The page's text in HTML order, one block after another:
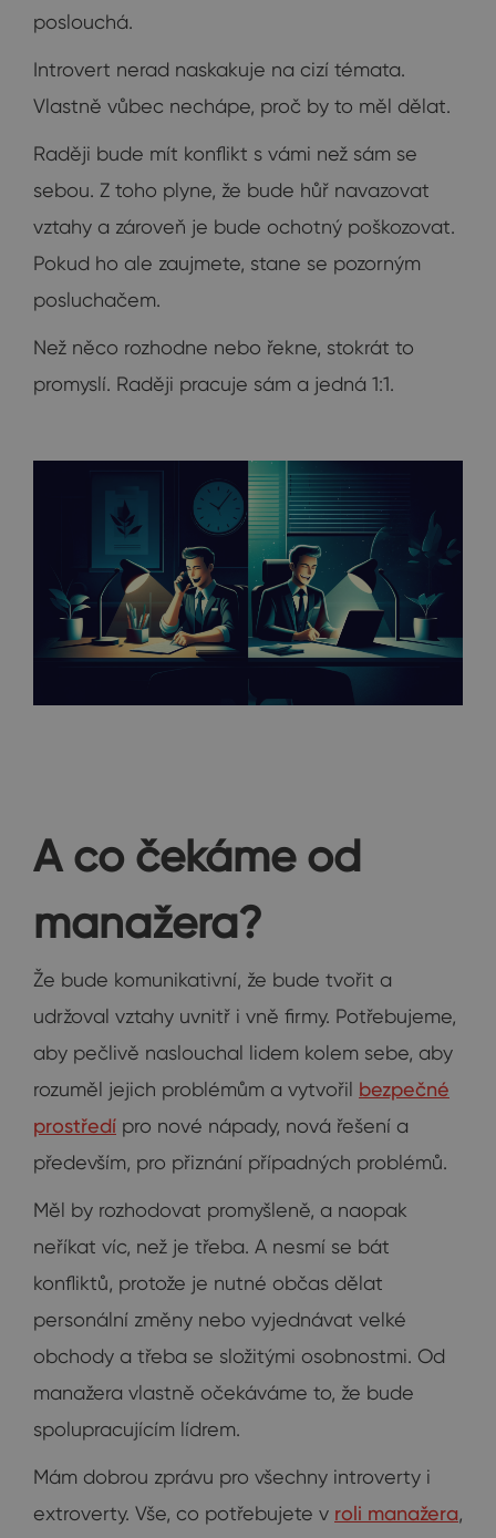
poslouchá.
Introvert nerad naskakuje na cizí témata.
Vlastně vůbec nechápe, proč by to měl dělat.
Raději bude mít konflikt s vámi než sám se
sebou. Z toho plyne, že bude hůř navazovat
vztahy a zároveň je bude ochotný poškozovat.
Pokud ho ale zaujmete, stane se pozorným
posluchačem.
Než něco rozhodne nebo řekne, stokrát to
promyslí. Raději pracuje sám a jedná 1:1.
A co čekáme od
manažera?
Že bude komunikativní, že bude tvořit a
udržoval vztahy uvnitř i vně firmy. Potřebujeme,
aby pečlivě naslouchal lidem kolem sebe, aby
rozuměl jejich problémům a vytvořil bezpečné
prostředí pro nové nápady, nová řešení a
především, pro přiznání případných problémů.
Měl by rozhodovat promyšleně, a naopak
neříkat víc, než je třeba. A nesmí se bát
konfliktů, protože je nutné občas dělat
personální změny nebo vyjednávat velké
obchody a třeba se složitými osobnostmi. Od
manažera vlastně očekáváme to, že bude
spolupracujícím lídrem.
Mám dobrou zprávu pro všechny introverty i
extroverty. Vše, co potřebujete v roli manažera,